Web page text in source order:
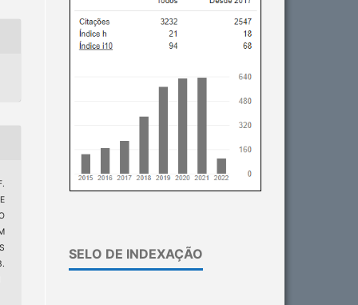
SELO DE INDEXAÇÃO